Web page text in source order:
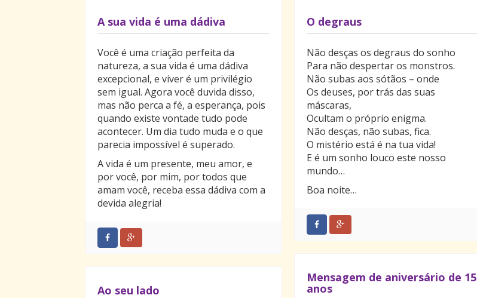
A sua vida é uma dádiva
Você é uma criação perfeita da
natureza, a sua vida é uma dádiva
excepcional, e viver é um privilégio
sem igual. Agora você duvida disso,
mas não perca a fé, a esperança, pois
quando existe vontade tudo pode
acontecer. Um dia tudo muda e o que
parecia impossível é superado.
A vida é um presente, meu amor, e
por você, por mim, por todos que
amam você, receba essa dádiva com a
devida alegria!
O degraus
Não desças os degraus do sonho
Para não despertar os monstros.
Não subas aos sótãos – onde
Os deuses, por trás das suas
máscaras,
Ocultam o próprio enigma.
Não desças, não subas, fica.
O mistério está é na tua vida!
E é um sonho louco este nosso
mundo…
Boa noite…
Mensagem de aniversário de 15
anos
Ao seu lado